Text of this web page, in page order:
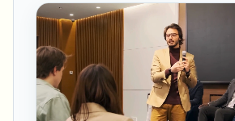
Blader door de volledige voorbeeldenbibliotheek
Gezicht vervagen
Kenteken vervagen
View all features
Browse every blur tool in one place
Zakelijk
Scholen & onderwijs
Bronnen